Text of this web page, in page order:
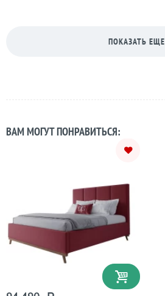
ПОКАЗАТЬ ЕЩЕ
ВАМ МОГУТ ПОНРАВИТЬСЯ: